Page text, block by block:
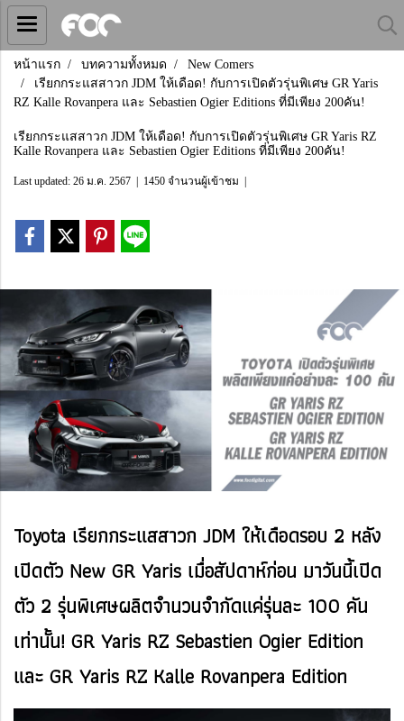
หน้าแรก บทความทั้งหมด
New Comers
เรียกกระแสสาวก JDM ให้เดือด! กับการเปิดตัวรุ่นพิเศษ GR Yaris
RZ Kalle Rovanpera และ Sebastien Ogier Editions ที่มีเพียง 200คัน!
เรียกกระแสสาวก JDM ให้เดือด! กับการเปิดตัวรุ่นพิเศษ GR Yaris RZ
Kalle Rovanpera และ Sebastien Ogier Editions ที่มีเพียง 200คัน!
Last updated: 26 ม.ค. 2567 1450 จำนวนผู้เข้าชม
Toyota เรียกกระแสสาวก JDM ให้เดือดรอบ 2 หลัง
เปิดตัว New GR Yaris เมื่อสัปดาห์ก่อน มาวันนี้เปิด
ตัว 2 รุ่นพิเศษผลิตจำนวนจำกัดแค่รุ่นละ 100 คัน
เท่านั้น! GR Yaris RZ Sebastien Ogier Edition
และ GR Yaris RZ Kalle Rovanpera Edition